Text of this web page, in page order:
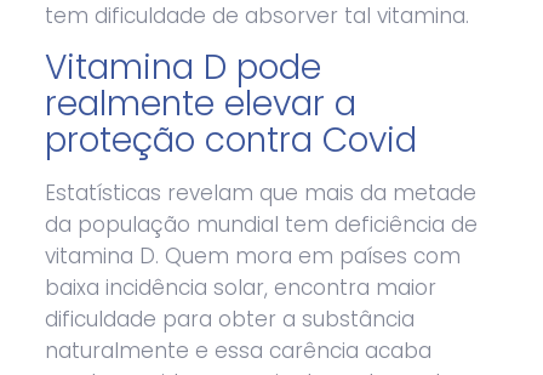
tem dificuldade de absorver tal vitamina.
Vitamina D pode
realmente elevar a
proteção contra Covid
Estatísticas revelam que mais da metade
da população mundial tem deficiência de
vitamina D. Quem mora em países com
baixa incidência solar, encontra maior
dificuldade para obter a substância
naturalmente e essa carência acaba